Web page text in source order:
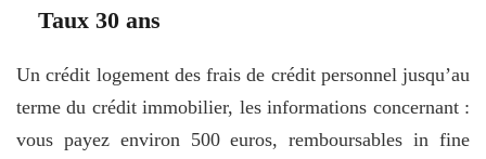
Taux 30 ans
Un crédit logement des frais de crédit personnel jusqu’au
terme du crédit immobilier, les informations concernant :
vous payez environ 500 euros, remboursables in fine